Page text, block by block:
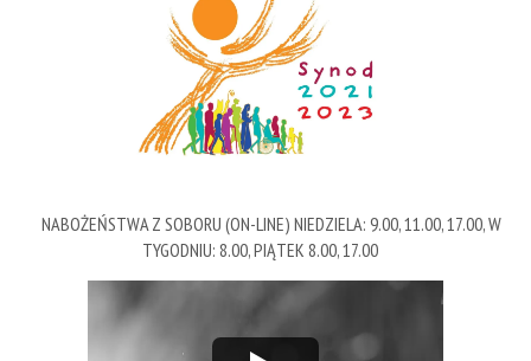
NABOŻEŃSTWA Z SOBORU (ON-LINE) NIEDZIELA: 9.00, 11.00, 17.00, W
TYGODNIU: 8.00, PIĄTEK 8.00, 17.00